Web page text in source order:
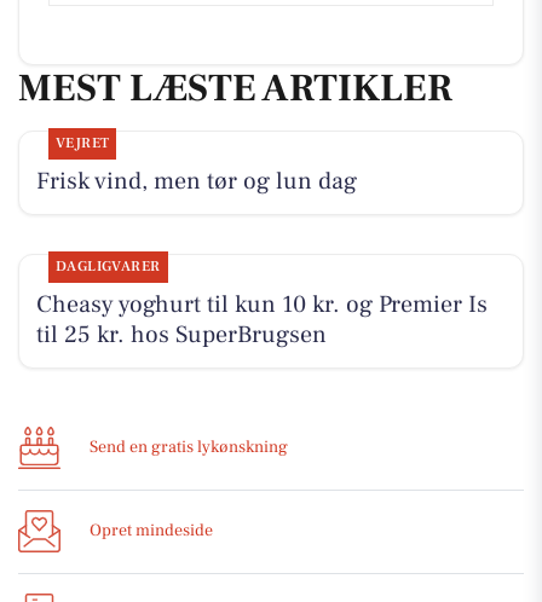
MEST LÆSTE ARTIKLER
VEJRET
Frisk vind, men tør og lun dag
DAGLIGVARER
Cheasy yoghurt til kun 10 kr. og Premier Is
til 25 kr. hos SuperBrugsen
Send en gratis lykønskning
Opret mindeside